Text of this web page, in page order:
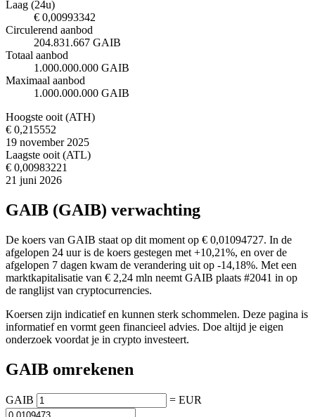
Laag (24u)
€ 0,00993342
Circulerend aanbod
204.831.667 GAIB
Totaal aanbod
1.000.000.000 GAIB
Maximaal aanbod
1.000.000.000 GAIB
Hoogste ooit (ATH)
€ 0,215552
19 november 2025
Laagste ooit (ATL)
€ 0,00983221
21 juni 2026
GAIB (GAIB) verwachting
De koers van GAIB staat op dit moment op € 0,01094727. In de
afgelopen 24 uur is de koers gestegen met +10,21%, en over de
afgelopen 7 dagen kwam de verandering uit op -14,18%. Met een
marktkapitalisatie van € 2,24 mln neemt GAIB plaats #2041 in op
de ranglijst van cryptocurrencies.
Koersen zijn indicatief en kunnen sterk schommelen. Deze pagina is
informatief en vormt geen financieel advies. Doe altijd je eigen
onderzoek voordat je in crypto investeert.
GAIB omrekenen
GAIB = EUR